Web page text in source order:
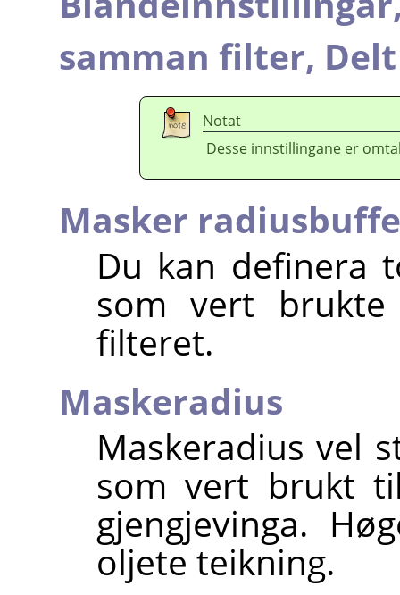
samman filter,
Notat
Desse innstillingane er
Masker
Du kan definera
som vert
filteret.
Maskeradius
Maskeradius vel
som vert brukt
gjengjevinga.
oljete teikning.